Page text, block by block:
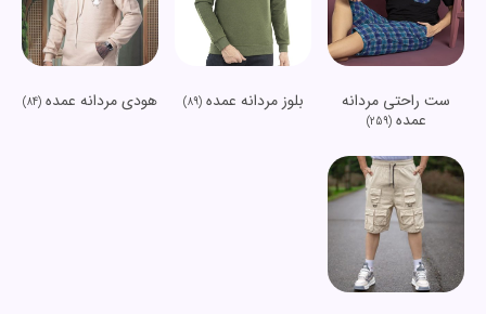
ست راحتی مردانه
عمده(259)
بلوز مردانه عمده(89) هودی مردانه عمده (84)